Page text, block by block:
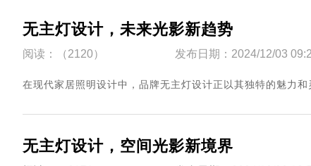
无主灯设计，未来光影新趋势
阅读：（2120） 发布日期：2024/12/03
在现代家居照明设计中，品牌无主灯设计正以其独特的魅力
无主灯设计，空间光影新境界